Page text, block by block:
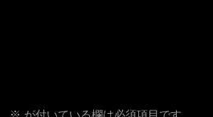
※ が付いている欄は必須項目です